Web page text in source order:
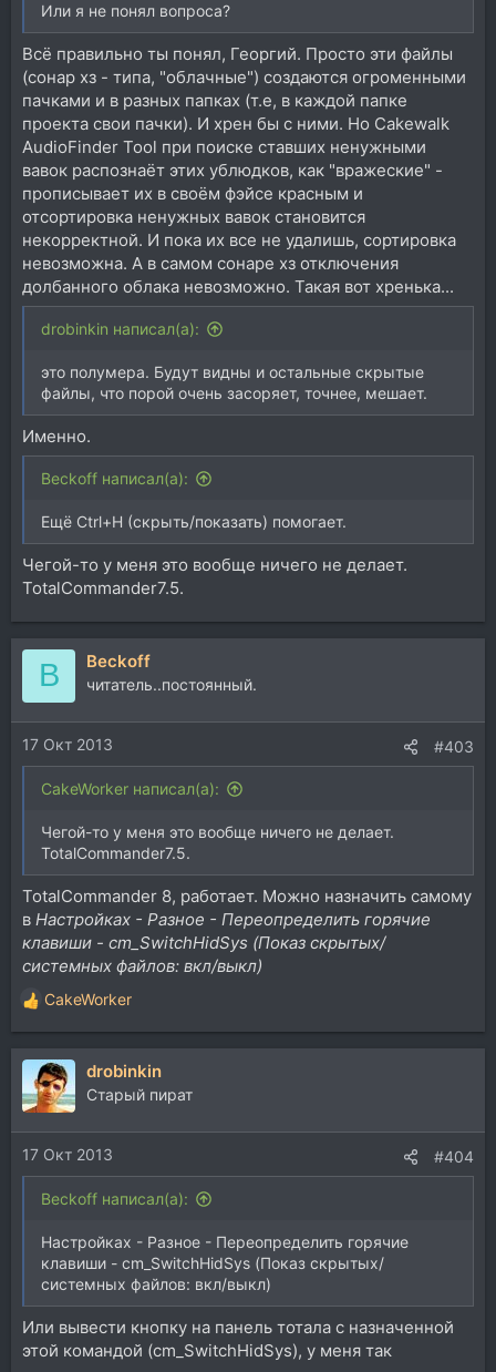
Или я не понял вопроса?
Всё правильно ты понял, Георгий. Просто эти файлы
(сонар хз - типа, "облачные") создаются огроменными
пачками и в разных папках (т.е, в каждой папке
проекта свои пачки). И хрен бы с ними. Но Cakewalk
AudioFinder Tool при поиске ставших ненужными
вавок распознаёт этих ублюдков, как "вражеские" -
прописывает их в своём фэйсе красным и
отсортировка ненужных вавок становится
некорректной. И пока их все не удалишь, сортировка
невозможна. А в самом сонаре хз отключения
долбанного облака невозможно. Такая вот хренька...
drobinkin написал(а):
это полумера. Будут видны и остальные скрытые
файлы, что порой очень засоряет, точнее, мешает.
Именно.
Beckoff написал(а):
Ещё Ctrl+H (скрыть/показать) помогает.
Чегой-то у меня это вообще ничего не делает.
TotalCommander7.5.
B Beckoff
читатель..постоянный.
17 Окт 2013 #403
CakeWorker написал(а):
Чегой-то у меня это вообще ничего не делает.
TotalCommander7.5.
TotalCommander 8, работает. Можно назначить самому
в Настройках - Разное - Переопределить горячие
клавиши - cm_SwitchHidSys (Показ скрытых/
системных файлов: вкл/выкл)
Р
е
а
ц
и
и
:
CakeWorker
drobinkin
Старый пират
17 Окт 2013 #404
Beckoff написал(а):
Настройках - Разное - Переопределить горячие
клавиши - cm_SwitchHidSys (Показ скрытых/
системных файлов: вкл/выкл)
Или вывести кнопку на панель тотала с назначенной
этой командой (cm_SwitchHidSys), у меня так